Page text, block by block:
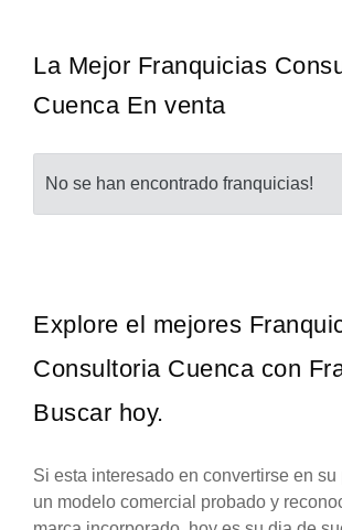
La Mejor Franquicias
Cuenca En venta
No se han encontrado franquicias!
Explore el mejores
Consultoria Cuenca con
Buscar hoy.
Si esta interesado en convertirse en su
un modelo comercial probado y